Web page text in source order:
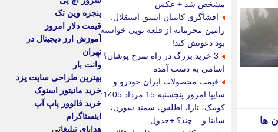
مشخص شد + عکس
افشاگری کاپیتان اسبق استقلال:
رامین محرمانه از قلعه نویی خواسته
بود دعوتش کند!
3 خرید بزرگ در راه سرخ پوشان؟ +
اسامی به دست آمده
قیمت محصولات ایران خودرو و
سایپا امروز پنجشنبه 15 مرداد 1405:
کوییک، تارا، اطلس، سمند سورن،
ساینا و... چند؟ +جدول
پنجره وین تک
قیمت دلار امروز
آموزش ارز دیجیتال در
تهران
وانت بار
بهترین طراحی سایت یزد
خرید مانیتور استوک
خرید فالوور پاپ آپ
اینستاگرام
هدایای تبلیغاتی